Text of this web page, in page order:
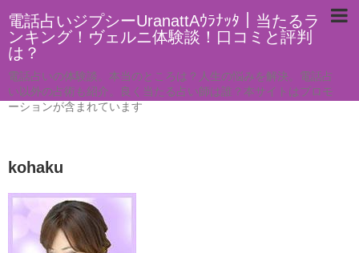
電話占いジプシーUranattAｳﾗﾅｯﾀ｜当たるラ
ンキング！ヴェルニ体験談！口コミと評判
は？
電話占いの体験談。本当のところは？人生の悩みを解決。電話占
い以外の占術も紹介。良く当たる占い師は誰？本サイトはプロモ
ーションが含まれています
kohaku